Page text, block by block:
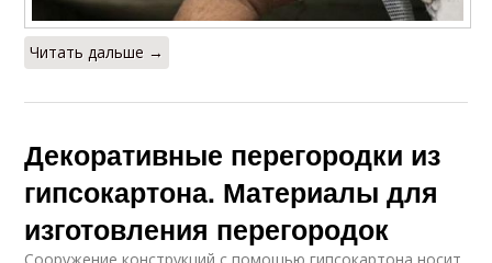
Читать дальше →
Декоративные перегородки из
гипсокартона. Материалы для
изготовления перегородок
Сооружение конструкций с помощью гипсокартона носит